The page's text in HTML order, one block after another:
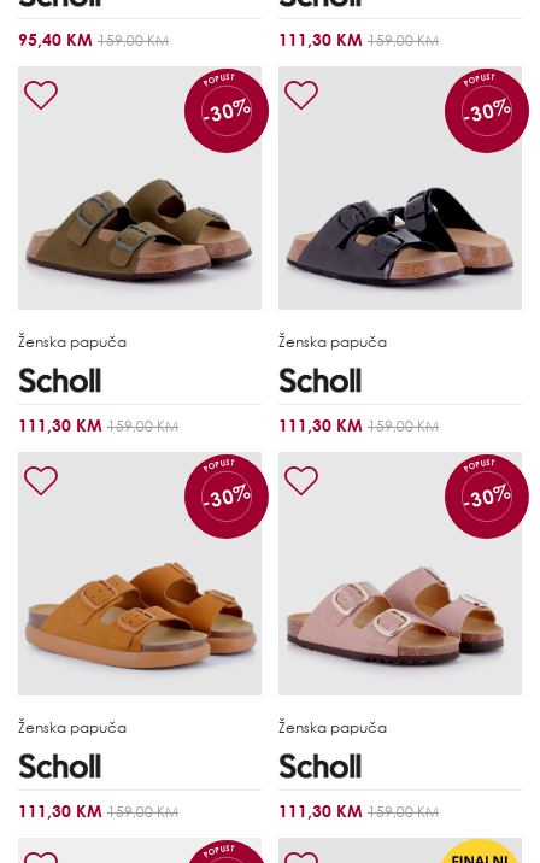
95,40 KM 159,00 KM 111,30 KM 159,00 KM
POPUST
-30%
Ženska papuča
111,30 KM 159,00 KM
POPUST
-30%
Ženska papuča
111,30 KM 159,00 KM
POPUST
-30%
Ženska papuča
111,30 KM 159,00 KM
POPUST
-30%
Ženska papuča
111,30 KM 159,00 KM
POPUST